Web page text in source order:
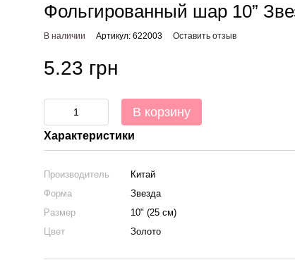
Фольгированный шар 10”
В наличии Артикул: 622003 Оставить отзыв
5.23 грн
В корзину
Характеристики
Производитель
Китай
Форма
Звезда
Размер
10" (25 см)
Цвет
Золото